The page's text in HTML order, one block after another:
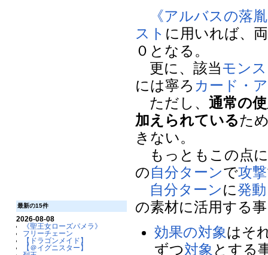
最新の15件
2026-08-08
《聖王女ローズパメラ》
フリーチェーン
【ドラゴンメイド】
【＠イグニスター】
《アルバスの落
スト に用いれば、
０となる。
更に、該当モン
には寧ろ カード・
ただし、通常の
加えられているた
きない。
もっともこの点
の自分ターンで攻撃
自分ターンに発動
の素材に活用する
効果の対象はそ
ずつ対象 とする